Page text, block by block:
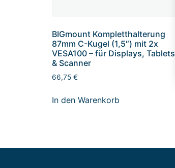
BIGmount Kompletthalterung
87mm C-Kugel (1,5″) mit 2x
VESA100 – für Displays, Tablets
& Scanner
66,75 €
In den Warenkorb